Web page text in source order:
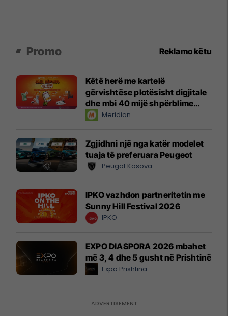
Promo Reklamo këtu
Këtë herë me kartelë
gërvishtëse plotësisht digjitale
dhe mbi 40 mijë shpërblime
instant!Meridian
Zgjidhni një nga katër modelet
tuaja të preferuara Peugeot
Peugot Kosova
IPKO vazhdon partneritetin me
Sunny Hill Festival 2026
IPKO
EXPO DIASPORA 2026 mbahet
më 3, 4 dhe 5 gusht në Prishtinë
Expo Prishtina